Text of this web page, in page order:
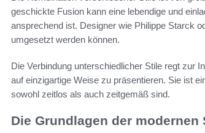
geschickte Fusion kann eine lebendige und
ansprechend ist. Designer wie Philippe Starck
umgesetzt werden können.
Die Verbindung unterschiedlicher Stile regt zur
auf einzigartige Weise zu präsentieren. Sie ist
sowohl zeitlos als auch zeitgemäß sind.
Die Grundlagen der modernen